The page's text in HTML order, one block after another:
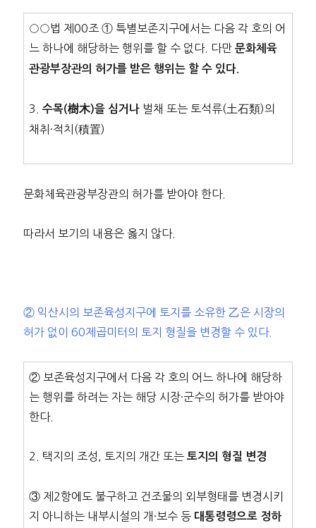
○○법 제00조 ① 특별보존지구에서는 다음 각 호의 어
느 하나에 해당하는 행위를 할 수 없다. 다만 문화체육
관광부장관의 허가를 받은 행위는 할 수 있다.
3. 수목(樹木)을 심거나벌채 또는 토석류(土石類)의
채취·적치(積置)
문화체육관광부장관의 허가를 받아야 한다.
따라서 보기의 내용은 옳지 않다.
② 익산시의 보존육성지구에 토지를 소유한 乙은 시장의
허가 없이 60제곱미터의 토지 형질을 변경할 수 있다.
② 보존육성지구에서 다음 각 호의 어느 하나에 해당하
는 행위를 하려는 자는 해당 시장·군수의 허가를 받아야
한다.
2. 택지의 조성, 토지의 개간 또는 토지의 형질 변경
③ 제2항에도 불구하고 건조물의 외부형태를 변경시키
지 아니하는 내부시설의 개·보수 등 대통령령으로 정하